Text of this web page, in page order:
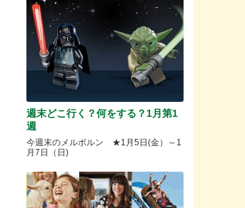
週末どこ行く？何をする？1月第1
週
今週末のメルボルン ★1月5日(金）～1
月7日（日)